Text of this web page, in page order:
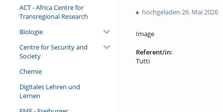
ACT - Africa Centre for
Transregional Research
Biologie
Centre for Security and
Society
Chemie
Digitales Lehren und
Lernen
views
hochgeladen 26. Mai 2026
Image
Referent/in:
Tutti